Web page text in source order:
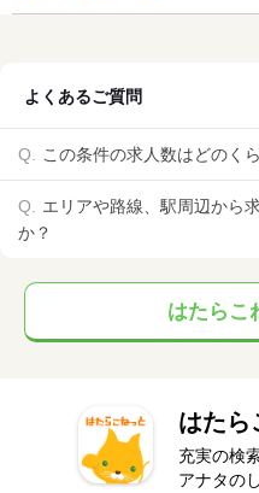
よくあるご質問
この条件の求人数はどのく
エリアや路線、駅周辺から
か？
はたらこ
はたら
充実の検
アナタの